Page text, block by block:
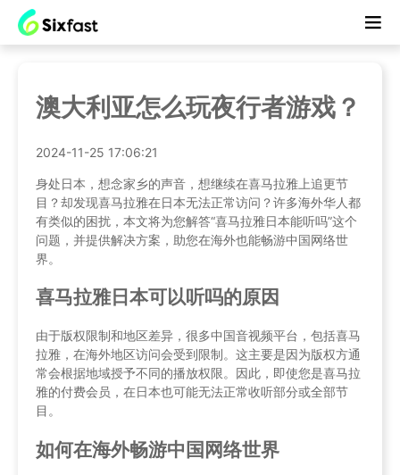
澳大利亚怎么玩夜行者游戏？
2024-11-25 17:06:21
身处日本，想念家乡的声音，想继续在喜马拉雅上追更节
目？却发现喜马拉雅在日本无法正常访问？许多海外华人都
有类似的困扰，本文将为您解答“喜马拉雅日本能听吗”这个
问题，并提供解决方案，助您在海外也能畅游中国网络世
界。
喜马拉雅日本可以听吗的原因
由于版权限制和地区差异，很多中国音视频平台，包括喜马
拉雅，在海外地区访问会受到限制。这主要是因为版权方通
常会根据地域授予不同的播放权限。因此，即使您是喜马拉
雅的付费会员，在日本也可能无法正常收听部分或全部节
目。
如何在海外畅游中国网络世界